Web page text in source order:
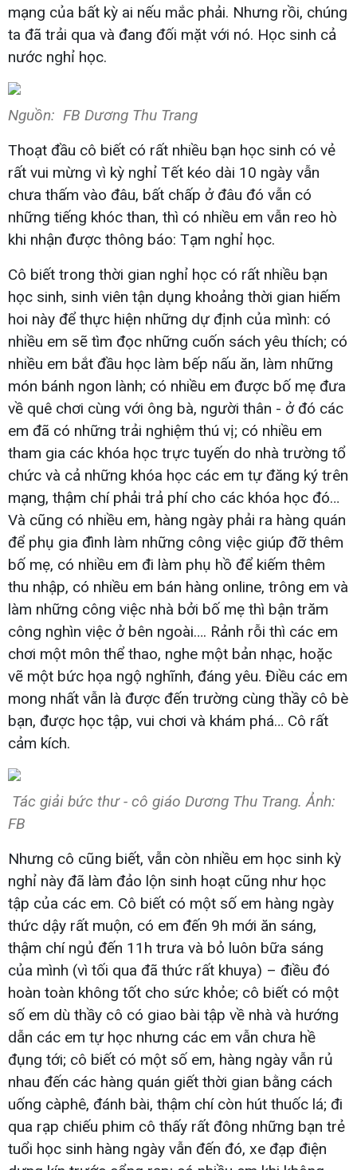
mạng của bất kỳ ai nếu mắc phải. Nhưng rồi, chúng
ta đã trải qua và đang đối mặt với nó. Học sinh cả
nước nghỉ học.
Nguồn: FB Dương Thu Trang
Thoạt đầu cô biết có rất nhiều bạn học sinh có vẻ
rất vui mừng vì kỳ nghỉ Tết kéo dài 10 ngày vẫn
chưa thấm vào đâu, bất chấp ở đâu đó vẫn có
những tiếng khóc than, thì có nhiều em vẫn reo hò
khi nhận được thông báo: Tạm nghỉ học.
Cô biết trong thời gian nghỉ học có rất nhiều bạn
học sinh, sinh viên tận dụng khoảng thời gian hiếm
hoi này để thực hiện những dự định của mình: có
nhiều em sẽ tìm đọc những cuốn sách yêu thích; có
nhiều em bắt đầu học làm bếp nấu ăn, làm những
món bánh ngon lành; có nhiều em được bố mẹ đưa
về quê chơi cùng với ông bà, người thân - ở đó các
em đã có những trải nghiệm thú vị; có nhiều em
tham gia các khóa học trực tuyến do nhà trường tổ
chức và cả những khóa học các em tự đăng ký trên
mạng, thậm chí phải trả phí cho các khóa học đó…
Và cũng có nhiều em, hàng ngày phải ra hàng quán
để phụ gia đình làm những công việc giúp đỡ thêm
bố mẹ, có nhiều em đi làm phụ hồ để kiếm thêm
thu nhập, có nhiều em bán hàng online, trông em và
làm những công việc nhà bởi bố mẹ thì bận trăm
công nghìn việc ở bên ngoài…. Rảnh rỗi thì các em
chơi một môn thể thao, nghe một bản nhạc, hoặc
vẽ một bức họa ngộ nghĩnh, đáng yêu. Điều các em
mong nhất vẫn là được đến trường cùng thầy cô bè
bạn, được học tập, vui chơi và khám phá… Cô rất
cảm kích.
Tác giải bức thư - cô giáo Dương Thu Trang. Ảnh:
FB
Nhưng cô cũng biết, vẫn còn nhiều em học sinh kỳ
nghỉ này đã làm đảo lộn sinh hoạt cũng như học
tập của các em. Cô biết có một số em hàng ngày
thức dậy rất muộn, có em đến 9h mới ăn sáng,
thậm chí ngủ đến 11h trưa và bỏ luôn bữa sáng
của mình (vì tối qua đã thức rất khuya) – điều đó
hoàn toàn không tốt cho sức khỏe; cô biết có một
số em dù thầy cô có giao bài tập về nhà và hướng
dẫn các em tự học nhưng các em vẫn chưa hề
đụng tới; cô biết có một số em, hàng ngày vẫn rủ
nhau đến các hàng quán giết thời gian bằng cách
uống càphê, đánh bài, thậm chí còn hút thuốc lá; đi
qua rạp chiếu phim cô thấy rất đông những bạn trẻ
tuổi học sinh hàng ngày vẫn đến đó, xe đạp điện